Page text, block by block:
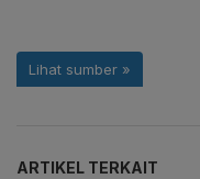
ARTIKEL TERKAIT